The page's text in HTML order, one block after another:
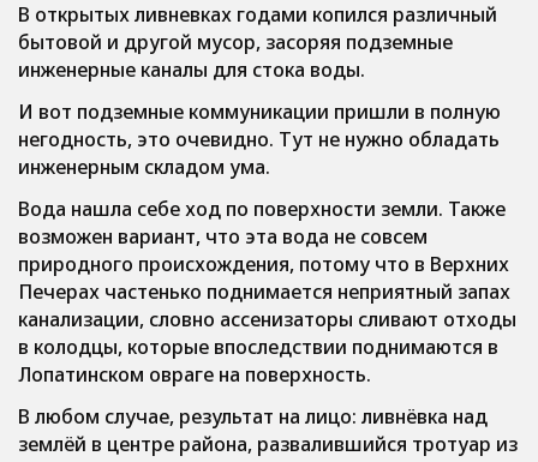
В открытых ливневках годами копился различный
бытовой и другой мусор, засоряя подземные
инженерные каналы для стока воды.
И вот подземные коммуникации пришли в полную
негодность, это очевидно. Тут не нужно обладать
инженерным складом ума.
Вода нашла себе ход по поверхности земли. Также
возможен вариант, что эта вода не совсем
природного происхождения, потому что в Верхних
Печерах частенько поднимается неприятный запах
канализации, словно ассенизаторы сливают отходы
в колодцы, которые впоследствии поднимаются в
Лопатинском овраге на поверхность.
В любом случае, результат на лицо: ливнёвка над
землёй в центре района, развалившийся тротуар из